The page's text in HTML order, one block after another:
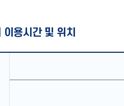
용시간 및 위치